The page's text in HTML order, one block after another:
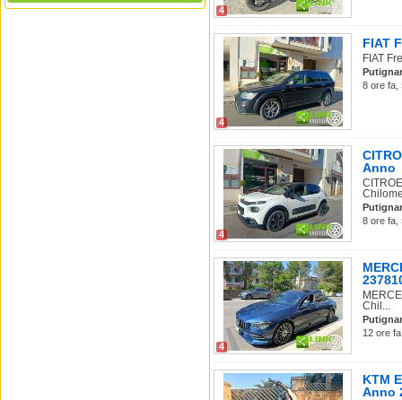
4
4
FIAT
FIAT
8 ore fa,
4
Anno
8 ore fa,
4
Chil...
12 ore
KTM
Anno